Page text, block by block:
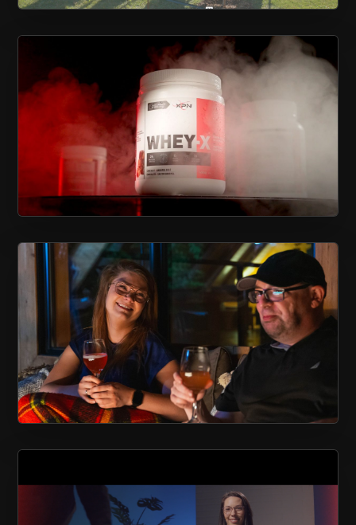
CAISSE DESJARDINS DE
CHARLESBOURG
XPN
AU CHALET EN BOIS ROND